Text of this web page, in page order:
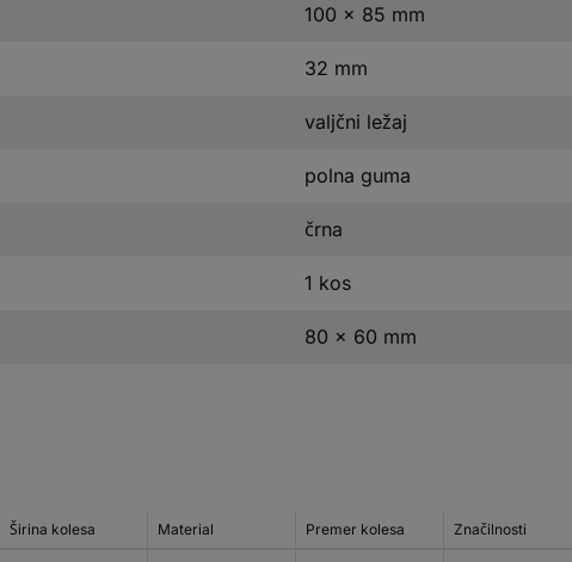
100 x 85 mm
32 mm
valjčni ležaj
polna guma
črna
1 kos
80 x 60 mm
Širina kolesa Material Premer kolesa Značilnosti